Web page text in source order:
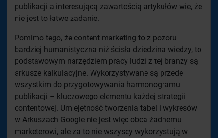
publikacji a interesującą zawartością artykułów wie, że
nie jest to łatwe zadanie.
Pomimo tego, że content marketing to z pozoru
bardziej humanistyczna niż ścisła dziedzina wiedzy, to
podstawowym narzędziem pracy ludzi z tej branży są
arkusze kalkulacyjne. Wykorzystywane są przede
wszystkim do przygotowywania harmonogramu
publikacji – kluczowego elementu każdej strategii
contentowej. Umiejętność tworzenia tabel i wykresów
w Arkuszach Google nie jest więc obca żadnemu
marketerowi, ale za to nie wszyscy wykorzystują w